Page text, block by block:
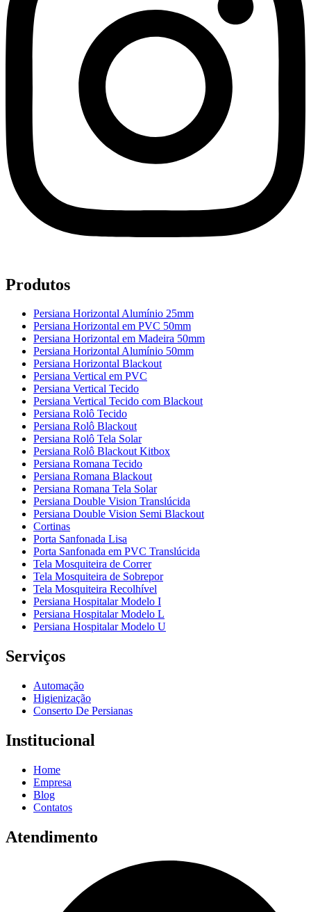
Produtos
Persiana Horizontal Alumínio 25mm
Persiana Horizontal em PVC 50mm
Persiana Horizontal em Madeira 50mm
Persiana Horizontal Alumínio 50mm
Persiana Horizontal Blackout
Persiana Vertical em PVC
Persiana Vertical Tecido
Persiana Vertical Tecido com Blackout
Persiana Rolô Tecido
Persiana Rolô Blackout
Persiana Rolô Tela Solar
Persiana Rolô Blackout Kitbox
Persiana Romana Tecido
Persiana Romana Blackout
Persiana Romana Tela Solar
Persiana Double Vision Translúcida
Persiana Double Vision Semi Blackout
Cortinas
Porta Sanfonada Lisa
Porta Sanfonada em PVC Translúcida
Tela Mosquiteira de Correr
Tela Mosquiteira de Sobrepor
Tela Mosquiteira Recolhível
Persiana Hospitalar Modelo I
Persiana Hospitalar Modelo L
Persiana Hospitalar Modelo U
Serviços
Automação
Higienização
Conserto De Persianas
Institucional
Home
Empresa
Blog
Contatos
Atendimento